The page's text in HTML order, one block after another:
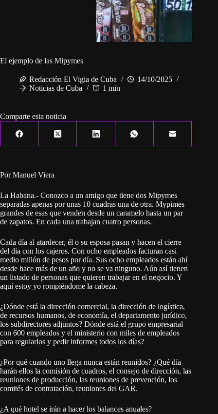
El ejemplo de las Mipymes
Redacción El Vigia de Cuba
14/10/2025
Noticias de Cuba
1 min
Comparte esta noticia
Por Manuel Viera
La Habana.- Conozco a un amigo que tiene dos Mipymes
separadas apenas por unas 10 cuadras una de otra. Mypimes
grandes de esas que venden desde un caramelo hasta un par
de zapatos. En cada una trabajan cuatro personas.
Cada día al atardecer, él o su esposa pasan y hacen el cierre
del día con los cajeros. Con ocho empleados facturan casi
medio millón de pesos por día. Sus ocho empleados están ahí
desde hace más de un año y no se va ninguno. Aún así tienen
un listado de personas que quieren trabajar en el negocio. Y
aquí estoy yo rompiéndome la cabeza.
¿Dónde está la dirección comercial, la dirección de logística,
de recursos humanos, de economía, el departamento jurídico,
los subdirectores adjuntos? Dónde está el grupo empresarial
con 600 empleados y el ministerio con miles de empleados
para regularlos y pedir informes todos los días?
¿Por qué cuando uno llega nunca están reunidos? ¿Qué día
harán ellos la comisión de cuadros, el consejo de dirección, las
reuniones de producción, las reuniones de prevención, los
comités de contratación, reuniones del GAR.
¿A qué hotel se irán a hacer los balances anuales?